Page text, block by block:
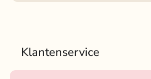
Klantenservice